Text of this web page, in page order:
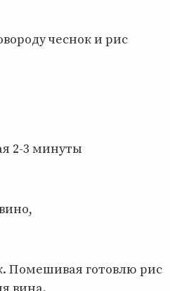
чеснок и рис
2-3 минуты
Помешивая готовлю рис